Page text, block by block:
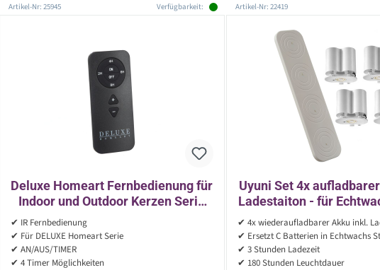
Artikel-Nr: 25945 Verfügbarkeit:
Deluxe Homeart Fernbedienung für
Indoor und Outdoor Kerzen Serie
MIA, ELLA, LEA - AN/AUS/TIMER
✔ IR Fernbedienung
✔ Für DELUXE Homeart Serie
✔ AN/AUS/TIMER
✔ 4 Timer Möglichkeiten
Artikel-Nr: 22419
Uyuni Set 4x
Ladestaiton - für
von Piffany - Ersatz
✔ 4x wiederaufladbarer Akku inkl.
✔ Ersetzt C Batterien in Echtwachs
✔ 3 Stunden Ladezeit
✔ 180 Stunden Leuchtdauer